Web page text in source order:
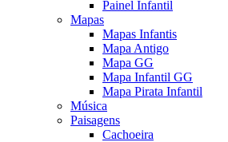
Painel Infantil
Mapas
Mapas Infantis
Mapa Antigo
Mapa GG
Mapa Infantil GG
Mapa Pirata Infantil
Música
Paisagens
Cachoeira